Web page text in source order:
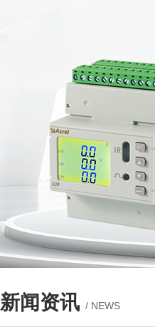
新闻资讯 / NEWS